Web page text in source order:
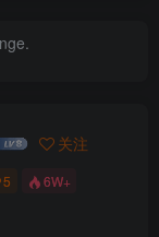
关注
5 6W+